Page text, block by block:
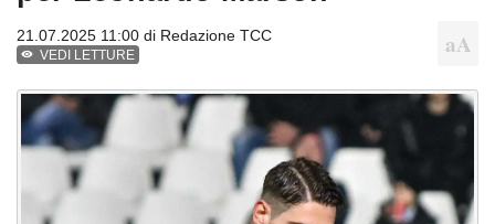
21.07.2025 11:00 di Redazione TCC
VEDI LETTURE